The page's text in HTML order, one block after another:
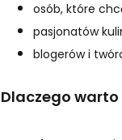
osób, które
pasjonatów
blogerów i
Dlaczego warto